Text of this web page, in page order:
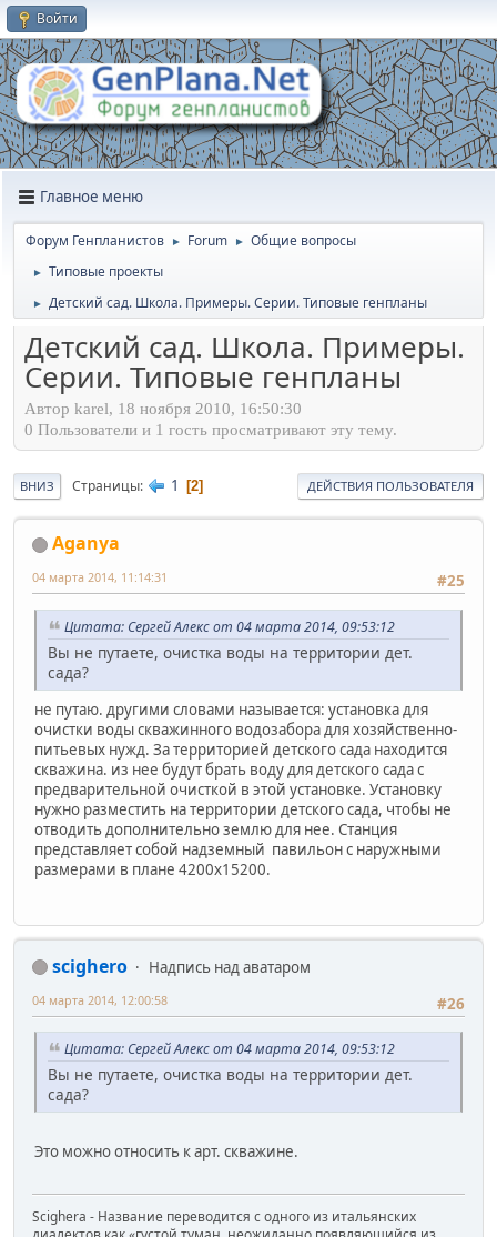
Войти
Главное меню
Форум Генпланистов ► Forum ► Общие вопросы
► Типовые проекты
► Детский сад. Школа. Примеры. Серии. Типовые генпланы
Детский сад. Школа. Примеры.
Серии. Типовые генпланы
Автор karel, 18 ноября 2010, 16:50:30
0 Пользователи и 1 гость просматривают эту тему.
ВНИЗ Страницы 1 2 ДЕЙСТВИЯ ПОЛЬЗОВАТЕЛЯ
Aganya
#25
04 марта 2014, 11:14:31
Цитата: Сергей Алекс от 04 марта 2014, 09:53:12
Вы не путаете, очистка воды на территории дет.
сада?
не путаю. другими словами называется: установка для
очистки воды скважинного водозабора для хозяйственно-
питьевых нужд. За территорией детского сада находится
скважина. из нее будут брать воду для детского сада с
предварительной очисткой в этой установке. Установку
нужно разместить на территории детского сада, чтобы не
отводить дополнительно землю для нее. Станция
представляет собой надземный павильон с наружными
размерами в плане 4200х15200.
scighero
Надпись над аватаром
#26
04 марта 2014, 12:00:58
Цитата: Сергей Алекс от 04 марта 2014, 09:53:12
Вы не путаете, очистка воды на территории дет.
сада?
Это можно относить к арт. скважине.
Scighera - Название переводится с одного из итальянских